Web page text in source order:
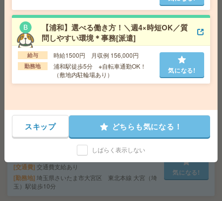
勤務地 東京都葛飾区 京成本線 青砥駅徒歩10分
基本定時まで＊検診の受付など＊未経験でも大丈夫[派遣]
給 与 時給1600円＋交 【月収例】272,666円～ ■
給与の前払いが可能な速払いサービスあり
交通費支給あり 気になる!
【週3～4日×16時まで】未経験OK！ほぼ残業なし＊こつ
もくデータ入力など[派遣]
時給1600円＋交 ■給与の前払いが可能な速
交通費 交通費支給あり
勤務地 埼玉県さいたま市大宮区 東北本線 大宮（埼
玉）駅徒歩10分
気になる!
【浦和】選べる働き方！＼週4×時短OK／質
問しやすい環境＊事務[派遣]
給与 時給1500円 月収例 156,000円
勤務地
浦和駅徒歩5分 ※自転車通勤OK！
（敷地内駐輪場あり）
気になる!
スキップ どちらも気になる！
しばらく表示しない